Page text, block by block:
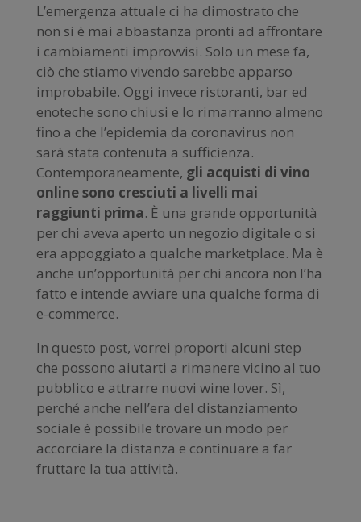
L’emergenza attuale ci ha dimostrato che
non si è mai abbastanza pronti ad affrontare
i cambiamenti improvvisi. Solo un mese fa,
ciò che stiamo vivendo sarebbe apparso
improbabile. Oggi invece ristoranti, bar ed
enoteche sono chiusi e lo rimarranno almeno
fino a che l’epidemia da coronavirus non
sarà stata contenuta a sufficienza.
Contemporaneamente, gli acquisti di vino
online sono cresciuti a livelli mai
raggiunti prima. È una grande opportunità
per chi aveva aperto un negozio digitale o si
era appoggiato a qualche marketplace. Ma è
anche un’opportunità per chi ancora non l’ha
fatto e intende avviare una qualche forma di
e-commerce.
In questo post, vorrei proporti alcuni step
che possono aiutarti a rimanere vicino al tuo
pubblico e attrarre nuovi wine lover. Sì,
perché anche nell’era del distanziamento
sociale è possibile trovare un modo per
accorciare la distanza e continuare a far
fruttare la tua attività.